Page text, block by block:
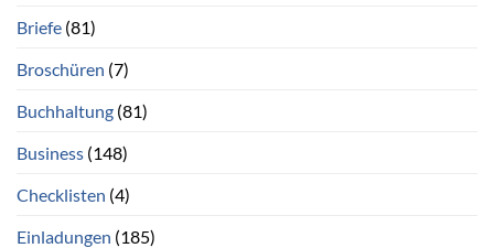
Briefe (81)
Broschüren (7)
Buchhaltung (81)
Business (148)
Checklisten (4)
Einladungen (185)